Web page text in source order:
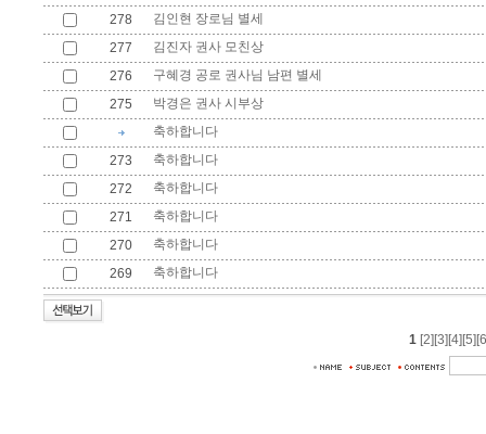
278
김인현 장로님 별세
277
김진자 권사 모친상
276
구혜경 공로 권사님 남편 별세
275
박경은 권사 시부상
축하합니다
273
축하합니다
272
축하합니다
271
축하합니다
270
축하합니다
269
축하합니다
1 [2] [3] [4] [5]